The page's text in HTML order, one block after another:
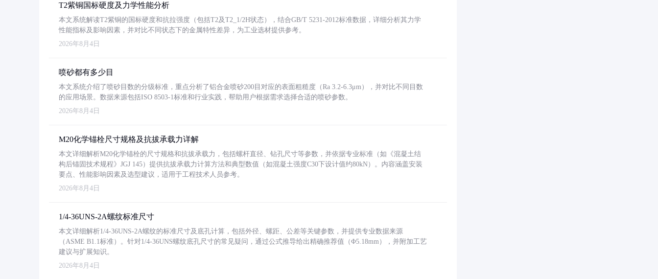
T2紫铜国标硬度及力学性能分析
本文系统解读T2紫铜的国标硬度和抗拉强度（包括T2及T2_1/2H状态），结合GB/T 5231-2012标准数据，详细分析其力学
性能指标及影响因素，并对比不同状态下的金属特性差异，为工业选材提供参考。
2026年8月4日
喷砂都有多少目
本文系统介绍了喷砂目数的分级标准，重点分析了铝合金喷砂200目对应的表面粗糙度（Ra 3.2-6.3μm），并对比不同目数
的应用场景。数据来源包括ISO 8503-1标准和行业实践，帮助用户根据需求选择合适的喷砂参数。
2026年8月4日
M20化学锚栓尺寸规格及抗拔承载力详解
本文详细解析M20化学锚栓的尺寸规格和抗拔承载力，包括螺杆直径、钻孔尺寸等参数，并依据专业标准（如《混凝土结
构后锚固技术规程》JGJ 145）提供抗拔承载力计算方法和典型数值（如混凝土强度C30下设计值约80kN）。内容涵盖安装
要点、性能影响因素及选型建议，适用于工程技术人员参考。
2026年8月4日
1/4-36UNS-2A螺纹标准尺寸
本文详细解析1/4-36UNS-2A螺纹的标准尺寸及底孔计算，包括外径、螺距、公差等关键参数，并提供专业数据来源
（ASME B1.1标准）。针对1/4-36UNS螺纹底孔尺寸的常见疑问，通过公式推导给出精确推荐值（Φ5.18mm），并附加工艺
建议与扩展知识。
2026年8月4日